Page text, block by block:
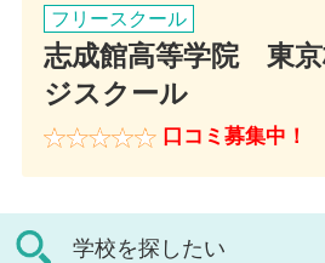
フリースクール
志成館高等学院 東
ジスクール
口コミ募集中！
学校を探したい